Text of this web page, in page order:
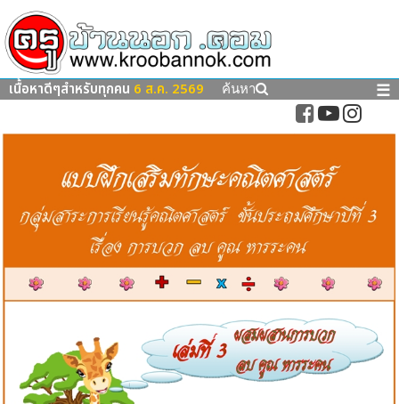
เนื้อหาดีๆสำหรับทุกคน 6 ส.ค. 2569 ค้นหา ☰